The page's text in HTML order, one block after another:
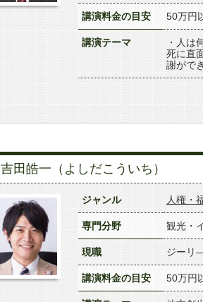
講演料金の目安 50万円
講演テーマ
・人は
死に直
謝がで
吉田皓一（よしだこういち）
ジャンル 人権・
専門分野 観光・
現職 ジーリ
講演料金の目安 50万円